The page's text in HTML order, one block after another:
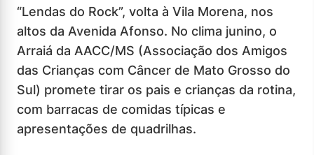
“Lendas do Rock”, volta à Vila Morena, nos
altos da Avenida Afonso. No clima junino, o
Arraiá da AACC/MS (Associação dos Amigos
das Crianças com Câncer de Mato Grosso do
Sul) promete tirar os pais e crianças da rotina,
com barracas de comidas típicas e
apresentações de quadrilhas.